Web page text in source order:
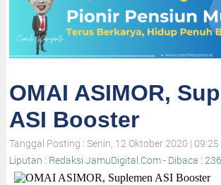
OMAI ASIMOR,
ASI Booster
Tanggal Posting : Senin, 12 Oktober 2020 | 09:25
Liputan : Redaksi JamuDigital.Com - Dibaca :